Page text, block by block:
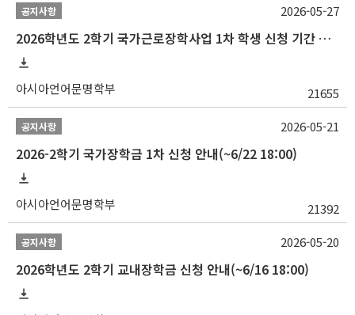
공지사항
2026학년도 2학기 국가근로장학사업 1차 학생 신청 기간 안내
아시아언어문명학부 21655
2026-05-27
공지사항
2026-2학기 국가장학금 1차 신청 안내(~6/22 18:00)
아시아언어문명학부 21392
2026-05-21
공지사항
2026학년도 2학기 교내장학금 신청 안내(~6/16 18:00)
2026-05-20